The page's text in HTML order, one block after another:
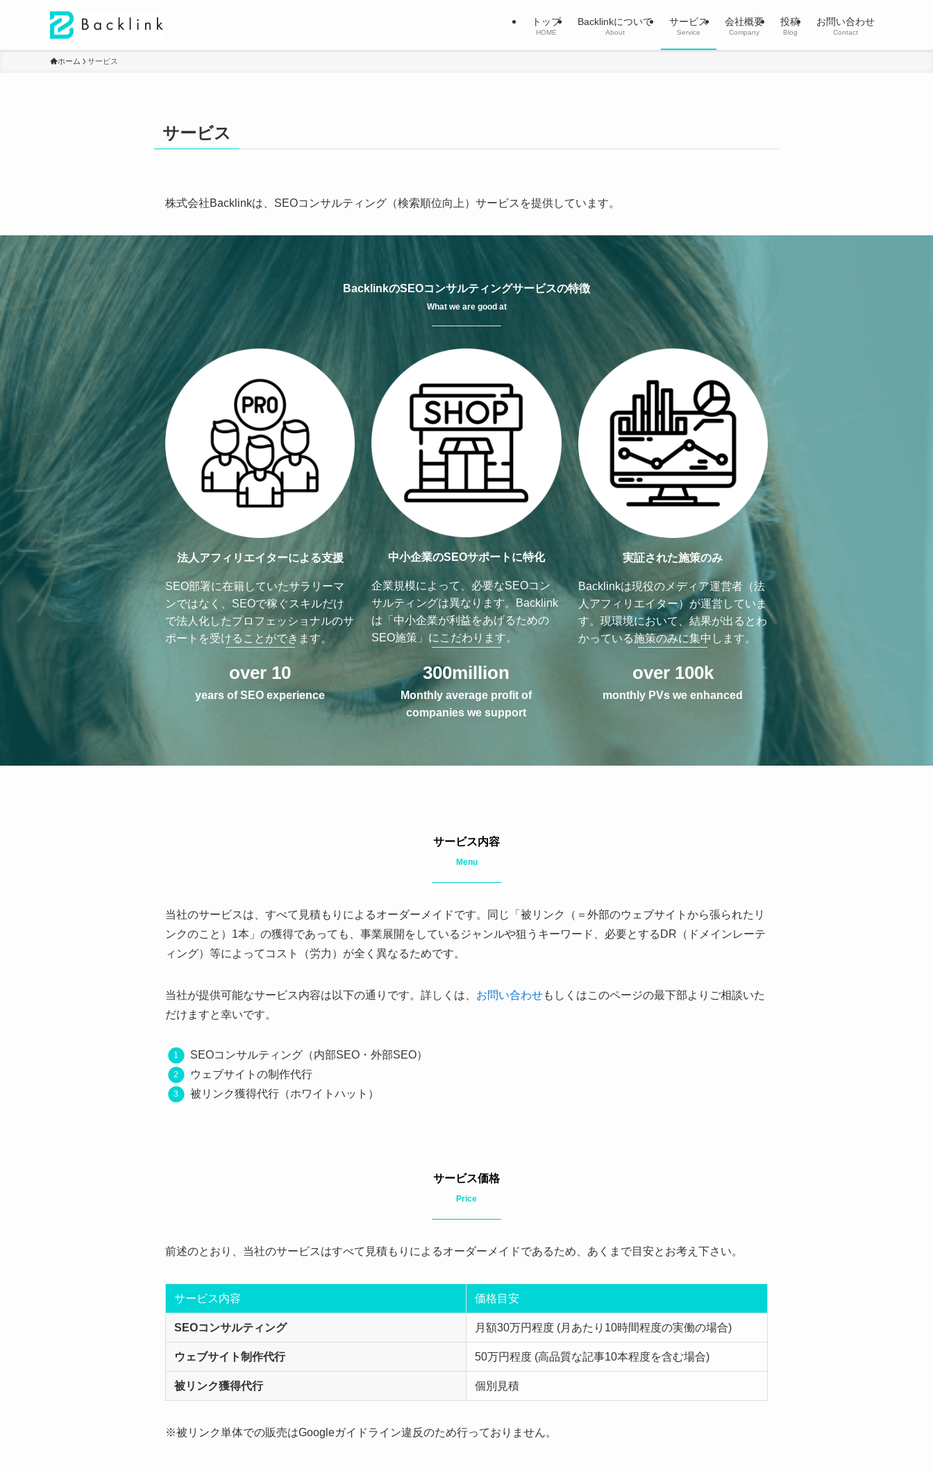
トップ
HOME
Backlinkについて
About
サービス
Service
会社概要
Company
投稿
Blog
お問い合わせ
Contact
ホーム サービス
サービス
株式会社Backlinkは、SEOコンサルティング（検索順位向上）サービスを提供しています。
BacklinkのSEOコンサルティングサービスの特徴
What we are good at
法人アフィリエイターによる支援
SEO部署に在籍していたサラリーマ
ンではなく、SEOで稼ぐスキルだけ
で法人化したプロフェッショナルのサ
ポートを受けることができます。
中小企業のSEOサポートに特化
企業規模によって、必要なSEOコン
サルティングは異なります。Backlink
は「中小企業が利益をあげるための
SEO施策」にこだわります。
実証された施策のみ
Backlinkは現役のメディア運営者（法
人アフィリエイター）が運営していま
す。現環境において、結果が出るとわ
かっている施策のみに集中します。
over 10
years of SEO experience
300million
Monthly average profit of
companies we support
over 100k
monthly PVs we enhanced
サービス内容
Menu
当社のサービスは、すべて見積もりによるオーダーメイドです。同じ「被リンク（＝外部のウェブサイトから張られたリ
ンクのこと）1本」の獲得であっても、事業展開をしているジャンルや狙うキーワード、必要とするDR（ドメインレーテ
ィング）等によってコスト（労力）が全く異なるためです。
当社が提供可能なサービス内容は以下の通りです。詳しくは、 お問い合わせもしくはこのページの最下部よりご相談いた
だけますと幸いです。
SEOコンサルティング（内部SEO・外部SEO）
ウェブサイトの制作代行
被リンク獲得代行（ホワイトハット）
サービス価格
Price
前述のとおり、当社のサービスはすべて見積もりによるオーダーメイドであるため、あくまで目安とお考え下さい。
サービス内容 価格目安
SEOコンサルティング 月額30万円程度 (月あたり10時間程度の実働の場合)
ウェブサイト制作代行 50万円程度 (高品質な記事10本程度を含む場合)
被リンク獲得代行 個別見積
※被リンク単体での販売はGoogleガイドライン違反のため行っておりません。